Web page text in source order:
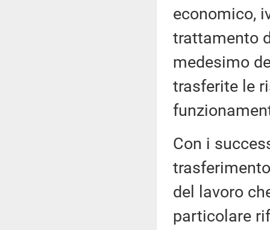
economico,
trattamento
medesimo
trasferite le
Con i
del lavoro
particolare